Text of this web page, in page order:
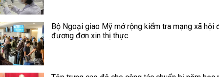
Bộ Ngoại giao Mỹ mở rộng kiểm tra mạng xã hội
đương đơn xin thị thực